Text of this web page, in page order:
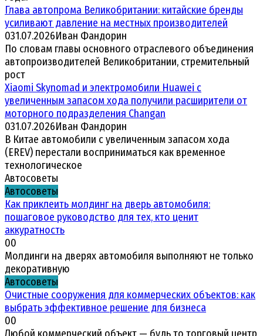
Глава автопрома Великобритании: китайские бренды
усиливают давление на местных производителей
031.07.2026Иван Фандорин
По словам главы основного отраслевого объединения
автопроизводителей Великобритании, стремительный
рост
Xiaomi Skynomad и электромобили Huawei с
увеличенным запасом хода получили расширители от
моторного подразделения Changan
031.07.2026Иван Фандорин
В Китае автомобили с увеличенным запасом хода
(EREV) перестали восприниматься как временное
технологическое
Автосоветы
Автосоветы
Как приклеить молдинг на дверь автомобиля:
пошаговое руководство для тех, кто ценит
аккуратность
00
Молдинги на дверях автомобиля выполняют не только
декоративную
Автосоветы
Очистные сооружения для коммерческих объектов: как
выбрать эффективное решение для бизнеса
00